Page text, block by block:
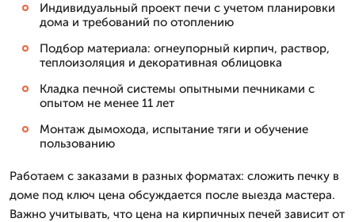
Индивидуальный проект печи с учетом планировки
дома и требований по отоплению
Подбор материала: огнеупорный кирпич, раствор,
теплоизоляция и декоративная облицовка
Кладка печной системы опытными печниками с
опытом не менее 11 лет
Монтаж дымохода, испытание тяги и обучение
пользованию
Работаем с заказами в разных форматах: сложить печку в
доме под ключ цена обсуждается после выезда мастера.
Важно учитывать, что цена на кирпичных печей зависит от